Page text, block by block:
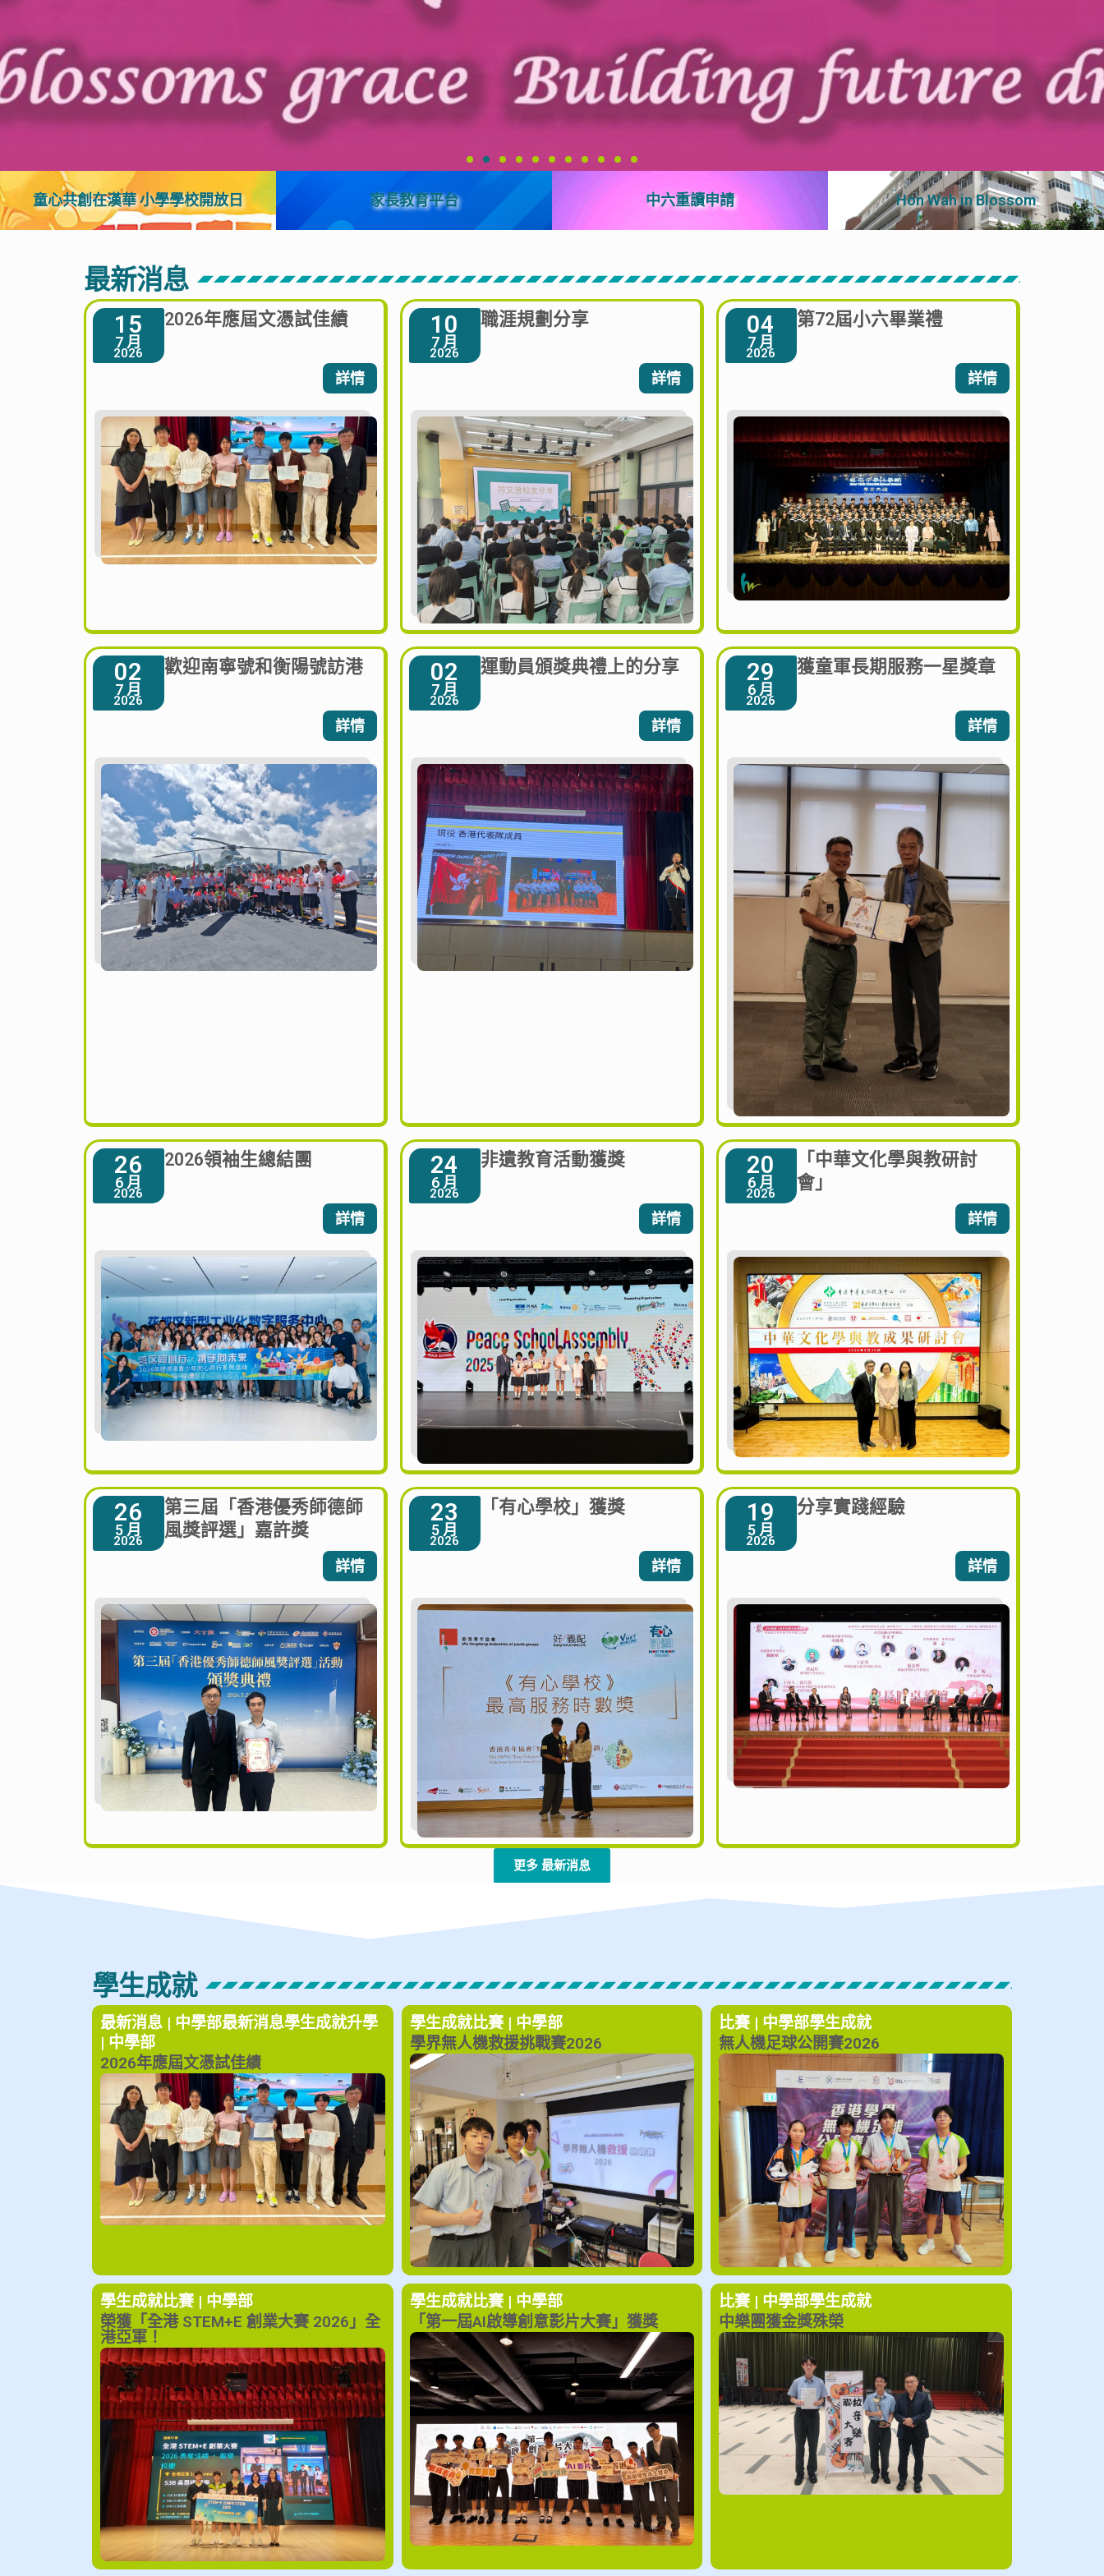
童心共創在漢華 小學學校開放日 家長教育平台 中六重讀申請 Hon Wah in Blossom
最新消息
15
7 月
2026
2026年應屆文憑試佳績
詳情
10
7 月
2026
職涯規劃分享
詳情
04
7 月
2026
第72屆小六畢業禮
詳情
02
7 月
2026
歡迎南寧號和衡陽號訪港
詳情
02
7 月
2026
運動員頒獎典禮上的分享
詳情
29
6 月
2026
獲童軍長期服務一星獎章
詳情
26
6 月
2026
2026領袖生總結團
詳情
24
6 月
2026
非遺教育活動獲獎
詳情
20
6 月
2026
「中華文化學與教研討
會」
詳情
26
5 月
2026
第三屆「香港優秀師德師
風獎評選」嘉許獎
詳情
23
5 月
2026
「有心學校」獲獎
詳情
19
5 月
2026
分享實踐經驗
詳情
更多 最新消息
學生成就
最新消息 | 中學部最新消息學生成就升學
| 中學部
2026年應屆文憑試佳績
學生成就比賽 | 中學部
學界無人機救援挑戰賽2026
比賽 | 中學部學生成就
無人機足球公開賽2026
學生成就比賽 | 中學部
榮獲「全港 STEM+E 創業大賽 2026」全
港亞軍！
學生成就比賽 | 中學部
「第一屆AI啟導創意影片大賽」獲獎
比賽 | 中學部學生成就
中樂團獲金獎殊榮